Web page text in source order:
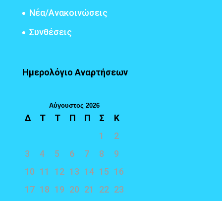
Νέα/Ανακοινώσεις
Συνθέσεις
Ημερολόγιο Αναρτήσεων
Αύγουστος 2026
Δ Τ Τ Π Π Σ
Κ
1
2
3
4 5 6 7 8
9
10 11 12 13 14 15 16
17 18 19 20 21 22 23